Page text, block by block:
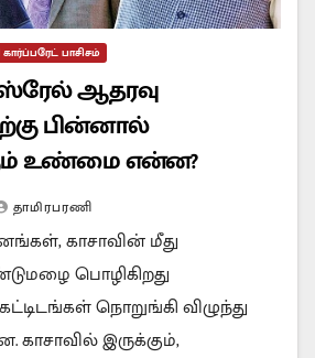
கார்ப்பரேட் பாசிசம்
ஆதரவு
பின்னால்
உண்மை என்ன?
தாமிரபரணி
காசாவின் மீது
பொழிகிறது
நொறுங்கி விழுந்து
காசாவில் இருக்கும்,